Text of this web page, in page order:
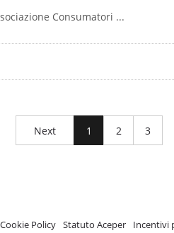
Consumatori ...
Next 1 2 3
Cookie Policy Statuto Aceper Incentivi